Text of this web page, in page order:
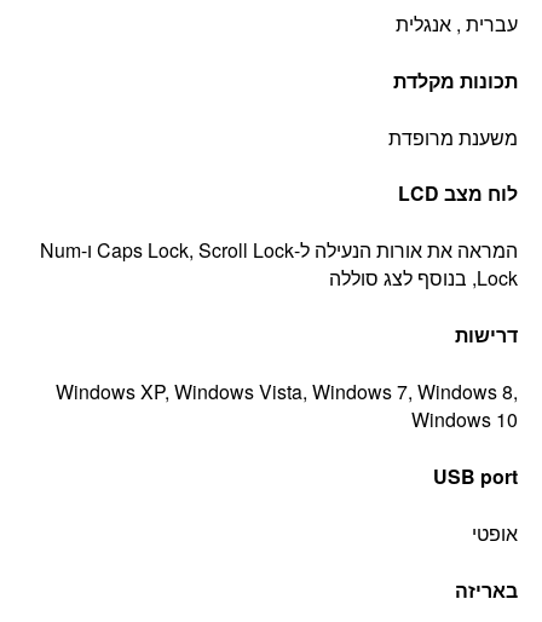
עברית , אנגלית
תכונות מקלדת
משענת מרופדת
לוח מצב LCD
המראה את אורות הנעילה ל-Caps Lock, Scroll Lock ו-Num
Lock, בנוסף לצג סוללה
דרישות
Windows XP, Windows Vista, Windows 7, Windows 8,
Windows 10
USB port
אופטי
באריזה